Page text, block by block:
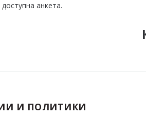
доступна анкета.
И ПОЛИТИКИ